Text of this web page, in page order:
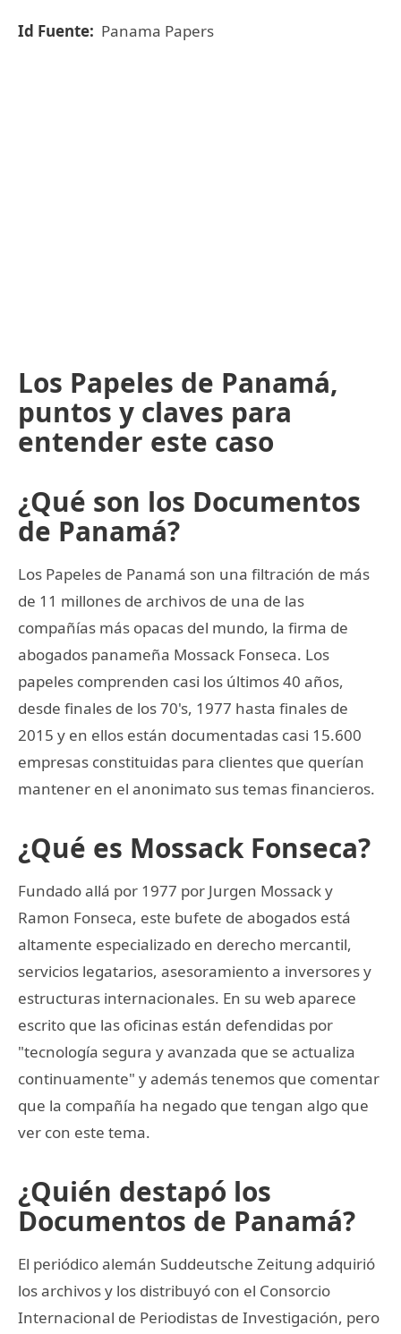
Id Fuente: Panama Papers
Los Papeles de Panamá,
puntos y claves para
entender este caso
¿Qué son los Documentos
de Panamá?
Los Papeles de Panamá son una filtración de más
de 11 millones de archivos de una de las
compañías más opacas del mundo, la firma de
abogados panameña Mossack Fonseca. Los
papeles comprenden casi los últimos 40 años,
desde finales de los 70's, 1977 hasta finales de
2015 y en ellos están documentadas casi 15.600
empresas constituidas para clientes que querían
mantener en el anonimato sus temas financieros.
¿Qué es Mossack Fonseca?
Fundado allá por 1977 por Jurgen Mossack y
Ramon Fonseca, este bufete de abogados está
altamente especializado en derecho mercantil,
servicios legatarios, asesoramiento a inversores y
estructuras internacionales. En su web aparece
escrito que las oficinas están defendidas por
"tecnología segura y avanzada que se actualiza
continuamente" y además tenemos que comentar
que la compañía ha negado que tengan algo que
ver con este tema.
¿Quién destapó los
Documentos de Panamá?
El periódico alemán Suddeutsche Zeitung adquirió
los archivos y los distribuyó con el Consorcio
Internacional de Periodistas de Investigación, pero